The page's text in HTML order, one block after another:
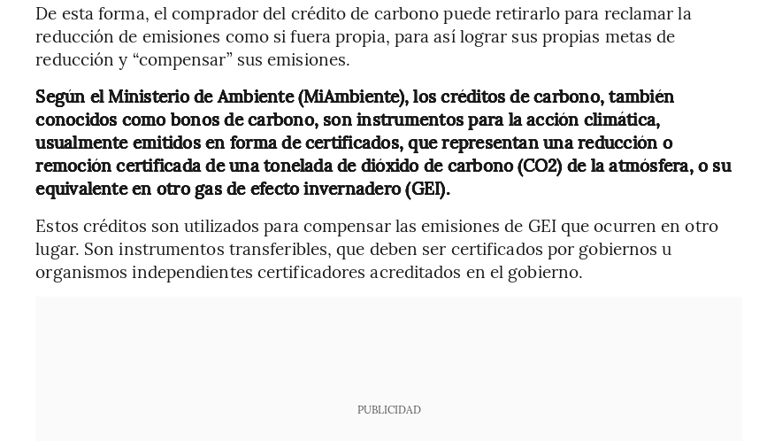
De esta forma, el comprador del crédito de carbono puede retirarlo para reclamar la
reducción de emisiones como si fuera propia, para así lograr sus propias metas de
reducción y “compensar” sus emisiones.
Según el Ministerio de Ambiente (MiAmbiente), los créditos de carbono, también
conocidos como bonos de carbono, son instrumentos para la acción climática,
usualmente emitidos en forma de certificados, que representan una reducción o
remoción certificada de una tonelada de dióxido de carbono (CO2) de la atmósfera, o su
equivalente en otro gas de efecto invernadero (GEI).
Estos créditos son utilizados para compensar las emisiones de GEI que ocurren en otro
lugar. Son instrumentos transferibles, que deben ser certificados por gobiernos u
organismos independientes certificadores acreditados en el gobierno.
PUBLICIDAD